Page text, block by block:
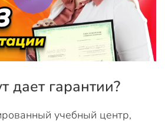
дает гарантии?
учебный центр,